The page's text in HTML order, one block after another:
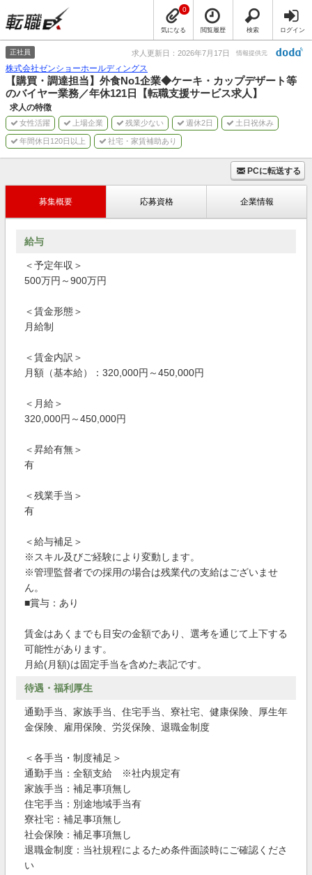
気になる
0
閲覧履歴 検索 ログイン
正社員 求人更新日：2026年7月17日 情報提供元
株式会社ゼンショーホールディングス
【購買・調達担当】外食No1企業◆ケーキ・カップデザート等
のバイヤー業務／年休121日【転職支援サービス求人】
求人の特徴
女性活躍 上場企業 残業少ない 週休2日 土日祝休み
年間休日120日以上 社宅・家賃補助あり
PCに転送する
募集概要 応募資格 企業情報
給与
＜予定年収＞
500万円～900万円
＜賃金形態＞
月給制
＜賃金内訳＞
月額（基本給）：320,000円～450,000円
＜月給＞
320,000円～450,000円
＜昇給有無＞
有
＜残業手当＞
有
＜給与補足＞
※スキル及びご経験により変動します。
※管理監督者での採用の場合は残業代の支給はございませ
ん。
■賞与：あり
賃金はあくまでも目安の金額であり、選考を通じて上下する
可能性があります。
月給(月額)は固定手当を含めた表記です。
待遇・福利厚生
通勤手当、家族手当、住宅手当、寮社宅、健康保険、厚生年
金保険、雇用保険、労災保険、退職金制度
＜各手当・制度補足＞
通勤手当：全額支給 ※社内規定有
家族手当：補足事項無し
住宅手当：別途地域手当有
寮社宅：補足事項無し
社会保険：補足事項無し
退職金制度：当社規程によるため条件面談時にご確認くださ
い